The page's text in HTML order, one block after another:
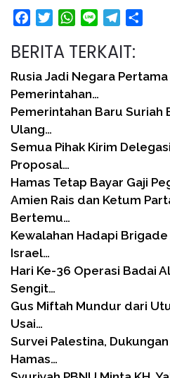
FacebookTwitterWhatsApp
Line Telegram
BERITA TERKAIT:
Rusia Jadi Negara
Pemerintahan…
Pemerintahan Baru Suriah
Ulang…
Semua Pihak Kirim
Proposal…
Hamas Tetap Bayar Gaji
Amien Rais dan Ketum
Bertemu…
Kewalahan Hadapi
Israel…
Hari Ke-36 Operasi Badai
Sengit…
Gus Miftah Mundur dari
Usai…
Survei Palestina,
Hamas…